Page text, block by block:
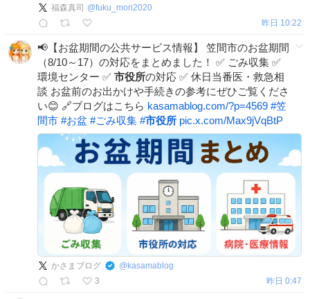
福森真司 @fuku_mori2020
昨日 10:22
📢【お盆期間の公共サービス情報】 笠間市のお盆期間
（8/10～17）の対応をまとめました！ ✅ ごみ収集 ✅
環境センター ✅ 市役所の対応 ✅ 休日当番医・救急相
談 お盆前のお出かけや手続きの参考にぜひご覧くださ
い😊 🔗ブログはこちら kasamablog.com/?p=4569 #笠
間市 #お盆 #ごみ収集 #市役所 pic.x.com/Max9jVqBtP
かさまブログ @ kasamablog
3
昨日 0:47